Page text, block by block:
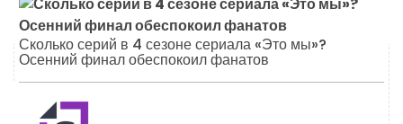
Сколько серий в 4 сезоне сериала «Это мы»?
Осенний финал обеспокоил фанатов